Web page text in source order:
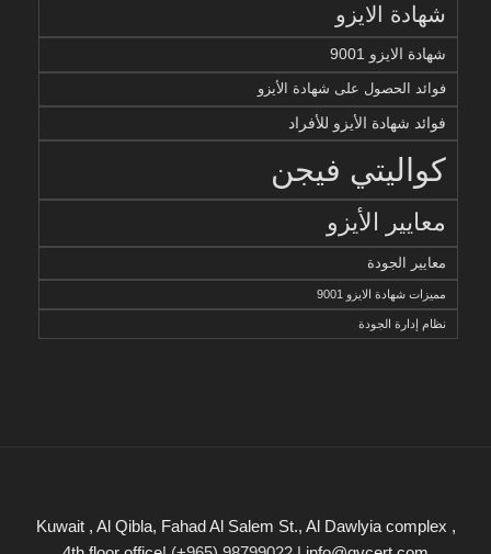
شهادة الايزو
شهادة الايزو 9001
فوائد الحصول على شهادة الأيزو
فوائد شهادة الأيزو للأفراد
كواليتي فيجن
معايير الأيزو
معايير الجودة
مميزات شهادة الايزو 9001
نظام إدارة الجودة
Kuwait , Al Qibla, Fahad Al Salem St., Al Dawlyia complex ,